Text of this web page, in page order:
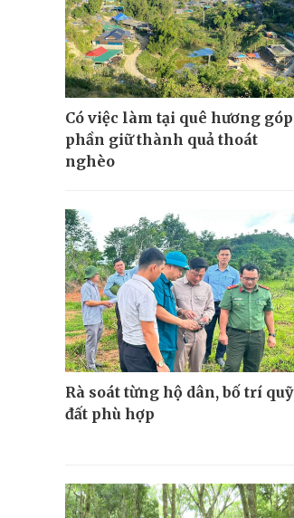
Có việc làm tại quê hương góp
phần giữ thành quả thoát
nghèo
Rà soát từng hộ dân, bố trí quỹ
đất phù hợp